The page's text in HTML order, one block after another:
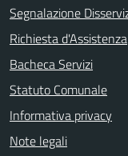
Segnalazione
Richiesta d'Assistenza
Bacheca Servizi
Statuto Comunale
Informativa privacy
Note legali